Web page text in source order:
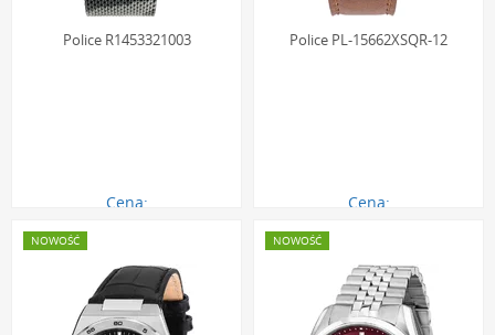
Police R1453321003
Cena:
Police PL-15662XSQR-12
Cena:
NOWOŚĆ NOWOŚĆ